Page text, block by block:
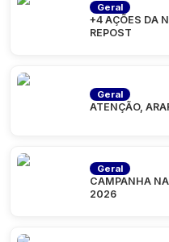
Geral
+4 AÇÕES DA
REPOST
Geral
ATENÇÃO,
Geral
CAMPANHA
2026